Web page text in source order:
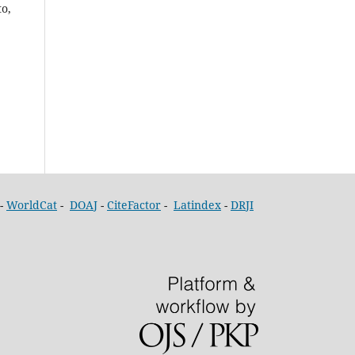
WorldCat - DOAJ - CiteFactor - Latindex - DRJI